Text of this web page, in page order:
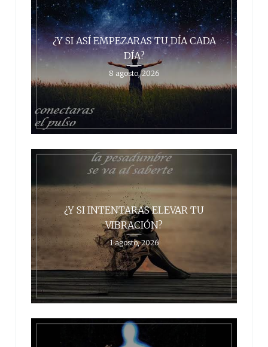
¿Y SI ASÍ EMPEZARAS TU DÍA CADA
DÍA?
8 agosto, 2026
¿Y SI INTENTARAS ELEVAR TU
VIBRACIÓN?
1 agosto, 2026